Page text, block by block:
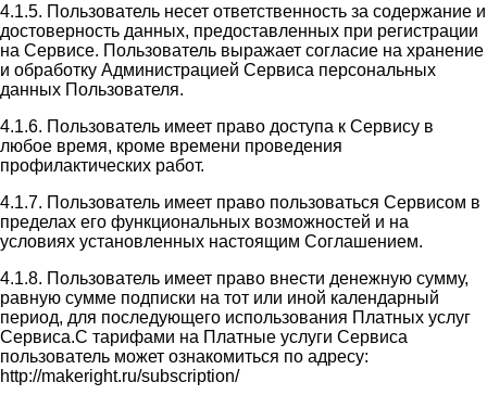
4.1.5. Пользователь несет ответственность за содержание и
достоверность данных, предоставленных при регистрации
на Сервисе. Пользователь выражает согласие на хранение
и обработку Администрацией Сервиса персональных
данных Пользователя.
4.1.6. Пользователь имеет право доступа к Сервису в
любое время, кроме времени проведения
профилактических работ.
4.1.7. Пользователь имеет право пользоваться Сервисом в
пределах его функциональных возможностей и на
условиях установленных настоящим Соглашением.
4.1.8. Пользователь имеет право внести денежную сумму,
равную сумме подписки на тот или иной календарный
период, для последующего использования Платных услуг
Сервиса.С тарифами на Платные услуги Сервиса
пользователь может ознакомиться по адресу:
http://makeright.ru/subscription/